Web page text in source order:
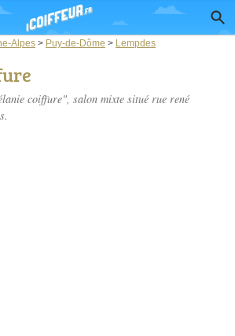
Alpes > Puy-de-Dôme > Lempdes
coiffure", salon mixte situé rue rené